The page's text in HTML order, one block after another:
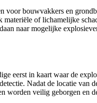
voor bouwvakkers en
of lichamelijke
naar mogelijke
eerst in kaart waar de
Nadat de locatie
worden veilig geborgen en